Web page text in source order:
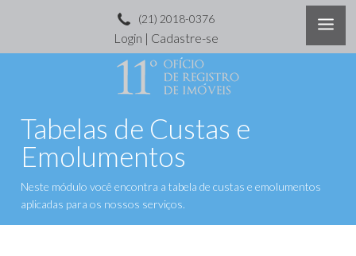
(21) 2018-0376
Login | Cadastre-se
Tabelas de Custas e
Emolumentos
Neste módulo você encontra a tabela de custas e emolumentos
aplicadas para os nossos serviços.